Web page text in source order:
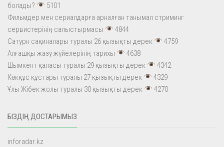
болады?
5101
Фильмдер мен сериалдарға арналған танымал стриминг
сервистерінің салыстырмасы
4844
Сатурн сақиналары туралы 26 қызықты дерек
4759
Алғашқы жазу жүйелерінің тарихы
4638
Шымкент қаласы туралы 29 қызықты дерек
4342
Көкқұс құстары туралы 27 қызықты дерек
4329
Ұлы Жібек жолы туралы 30 қызықты дерек
4270
БІЗДІҢ ДОСТАРЫМЫЗ
inforadar.kz